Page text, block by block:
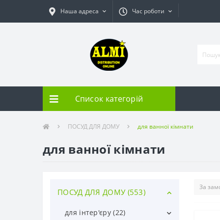
Наша адреса Час роботи
Список категорій
ПОСУД ДЛЯ ДОМУ для ванної кімнати
для ванної кімнати
ПОСУД ДЛЯ ДОМУ (553)
для інтер'єру (22)